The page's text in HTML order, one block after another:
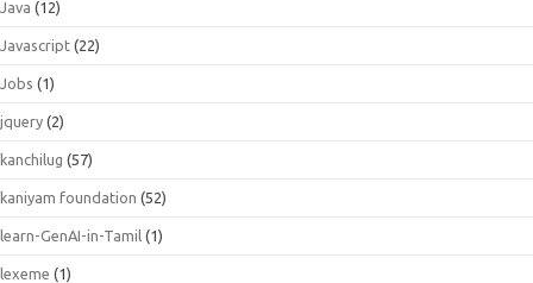
Java (12)
Javascript (22)
Jobs (1)
jquery (2)
kanchilug (57)
kaniyam foundation (52)
learn-GenAI-in-Tamil (1)
lexeme (1)